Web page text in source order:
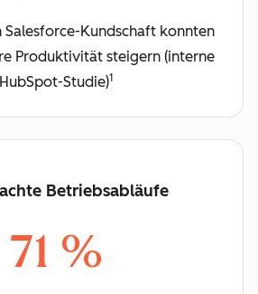
Salesforce-Kundschaft konnten
Produktivität steigern (interne
HubSpot-Studie)1
Betriebsabläufe
71 %